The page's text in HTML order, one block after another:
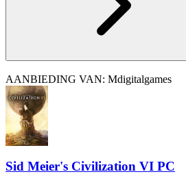
AANBIEDING VAN: Mdigitalgames
Sid Meier's Civilization VI PC